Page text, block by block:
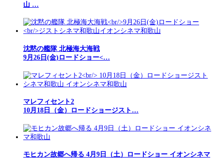
山 …
沈黙の艦隊 北極海大海戦
9月26日(金)ロードショー<…
マレフィセント2
10月18日（金）ロードショージスト…
モヒカン故郷へ帰る 4月9日（土）ロードショー イオンシネマ